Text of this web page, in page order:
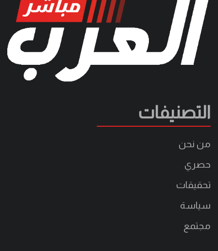
التصنيفات
من نحن
حصري
تحقيقات
سياسة
مجتمع